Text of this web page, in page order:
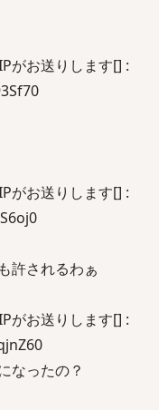
がお送りします[] :
がお送りします[] :
許されるわぁ
がお送りします[] :
なったの？